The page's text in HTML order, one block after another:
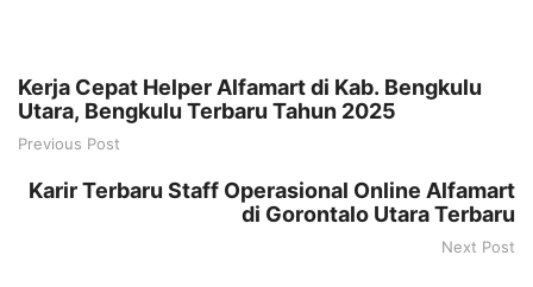
Kerja Cepat Helper Alfamart di Kab. Bengkulu
Utara, Bengkulu Terbaru Tahun 2025
Previous Post
Karir Terbaru Staff Operasional Online Alfamart
di Gorontalo Utara Terbaru
Next Post